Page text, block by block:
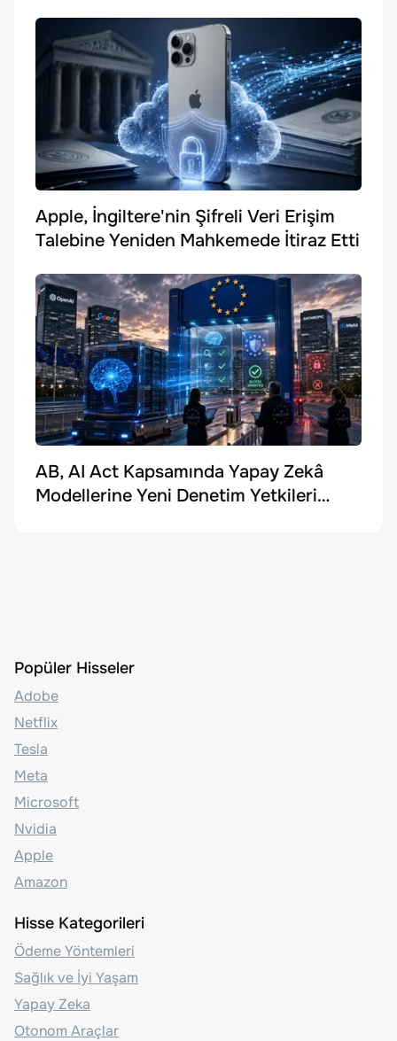
Apple, İngiltere'nin Şifreli Veri Erişim
Talebine Yeniden Mahkemede İtiraz Etti
AB, AI Act Kapsamında Yapay Zekâ
Modellerine Yeni Denetim Yetkileri
Popüler Hisseler
Adobe
Netflix
Tesla
Meta
Microsoft
Nvidia
Apple
Amazon
Hisse Kategorileri
Ödeme Yöntemleri
Sağlık ve İyi Yaşam
Yapay Zeka
Otonom Araçlar